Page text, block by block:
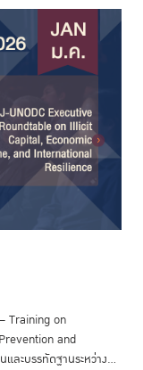
Training on
and
ละบรรทัดฐานระหว่าง